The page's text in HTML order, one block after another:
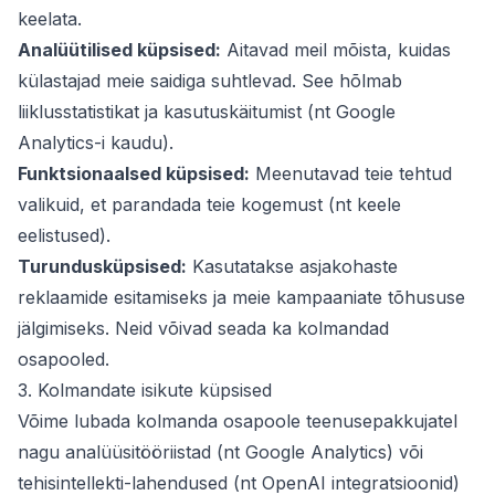
keelata.
Analüütilised küpsised: Aitavad meil mõista, kuidas
külastajad meie saidiga suhtlevad. See hõlmab
liiklusstatistikat ja kasutuskäitumist (nt Google
Analytics-i kaudu).
Funktsionaalsed küpsised: Meenutavad teie tehtud
valikuid, et parandada teie kogemust (nt keele
eelistused).
Turundusküpsised: Kasutatakse asjakohaste
reklaamide esitamiseks ja meie kampaaniate tõhususe
jälgimiseks. Neid võivad seada ka kolmandad
osapooled.
3. Kolmandate isikute küpsised
Võime lubada kolmanda osapoole teenusepakkujatel
nagu analüüsitööriistad (nt Google Analytics) või
tehisintellekti-lahendused (nt OpenAI integratsioonid)